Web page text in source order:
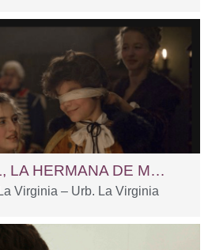
NANNERL, LA HERMANA DE MOZART
Virginia – Urb. La Virginia